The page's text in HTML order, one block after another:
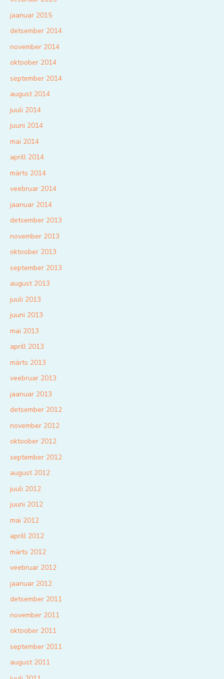
jaanuar 2015
detsember 2014
november 2014
oktoober 2014
september 2014
august 2014
juuli 2014
juuni 2014
mai 2014
aprill 2014
märts 2014
veebruar 2014
jaanuar 2014
detsember 2013
november 2013
oktoober 2013
september 2013
august 2013
juuli 2013
juuni 2013
mai 2013
aprill 2013
märts 2013
veebruar 2013
jaanuar 2013
detsember 2012
november 2012
oktoober 2012
september 2012
august 2012
juuli 2012
juuni 2012
mai 2012
aprill 2012
märts 2012
veebruar 2012
jaanuar 2012
detsember 2011
november 2011
oktoober 2011
september 2011
august 2011